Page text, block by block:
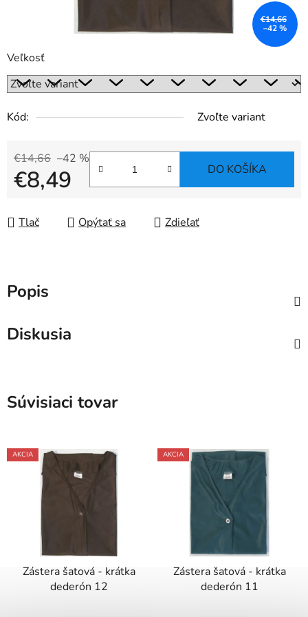
Veľkosť
Kód: Zvoľte variant
€14,66 –42 %
€8,49 DO KOŠÍKA
Tlač Opýtať sa Zdieľať
€14,66
–42 %
Popis
Diskusia
Súvisiaci tovar
AKCIA
Zástera šatová - krátka
dederón 12
AKCIA
Zástera šatová - krátka
dederón 11